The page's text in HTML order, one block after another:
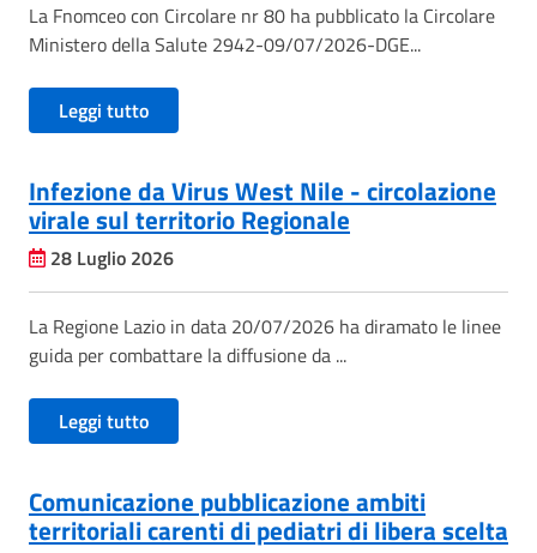
La Fnomceo con Circolare nr 80 ha pubblicato la Circolare
Ministero della Salute 2942-09/07/2026-DGE...
Leggi tutto
Infezione da Virus West Nile - circolazione
virale sul territorio Regionale
28 Luglio 2026
La Regione Lazio in data 20/07/2026 ha diramato le linee
guida per combattare la diffusione da ...
Leggi tutto
Comunicazione pubblicazione ambiti
territoriali carenti di pediatri di libera scelta